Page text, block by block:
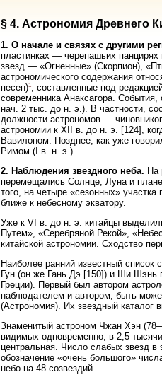
§ 4. Астрономия Древнего
1. О начале и связях с другими
пластинках — черепашьих
звезд — «Огненные» (Скорпион),
астрономического содержания
песен)1 , составленные под
современника Анаксагора.
нач. 2 тыс. до н. э.). В частности,
должности астрономов —
астрономии к XII в. до н. э. [124],
Вавилоном. Позднее, как уже
Римом (I в. н. э.).
2. Наблюдения звездного неба. На
перемещались Солнце, Луна и
того, на четыре «сезонных»
ближе к небесному экватору.
Уже к VI в. до н. э. китайцы
Путем», «Серебряной Рекой»,
китайской астрономии. Сходство
Наиболее ранний известный список
Гун (он же Гань Дэ [150]) и Ши Шэнь
Греции). Первый был автором
наблюдателем и автором, быть
(Астрономия). Их звездный каталог
Знаменитый астроном Чжан Хэн
видимых одновременно, в 2,5
центральная. Число слабых звезд в
обозначение «очень большого»
небо на 48 созвездий.